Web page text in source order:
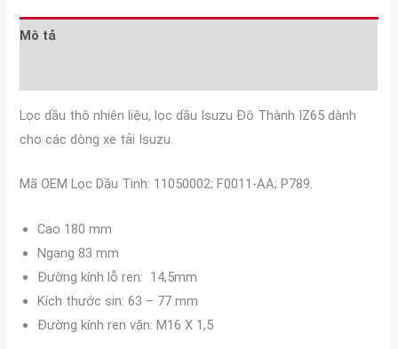
Mô tả
Lọc dầu thô nhiên liệu, lọc dầu Isuzu Đô Thành IZ65 dành
cho các dòng xe tải Isuzu.
Mã OEM Lọc Dầu Tinh: 11050002; F0011-AA; P789.
Cao 180 mm
Ngang 83 mm
Đường kính lỗ ren: 14,5mm
Kích thước sin: 63 – 77 mm
Đường kính ren vặn: M16 X 1,5